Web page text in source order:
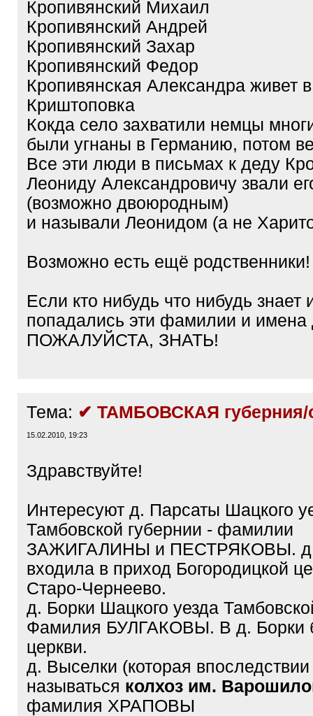
Кропивянский Михаил
Кропивянский Андрей
Кропивянский Захар
Кропивянский Федор
Кропивянская Александра живет
Криштоповка
Кокда село захватили немцы
были угнаны в Германию, потом
Все эти люди в письмах к деду
Леониду Александровичу звали
(возможно двоюродным)
и называли Леонидом (а не
Возможно есть ещё родственники!
Если кто нибудь что нибудь знает
попадались эти фамилии и
ПОЖАЛУЙСТА, ЗНАТЬ!
Тема: ✔ ТАМБОВСКАЯ губерния/
15.02.2010, 19:23
Здравствуйте!
Интересуют д. Парсаты Шацкого
Тамбовской губернии - фамилии
ЗАЖИГАЛИНЫ и ПЕСТРЯКОВЫ. д.
входила в приход Богородицкой
Старо-Чернеево.
д. Борки Шацкого уезда
Фамилия БУЛГАКОВЫ. В д. Борки
церкви.
д. Выселки (которая
называться колхоз им.
фамилия ХРАПОВЫ